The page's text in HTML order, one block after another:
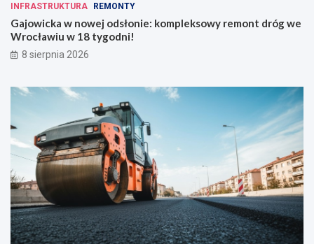
INFRASTRUKTURA REMONTY
Gajowicka w nowej odsłonie: kompleksowy remont dróg we
Wrocławiu w 18 tygodni!
8 sierpnia 2026